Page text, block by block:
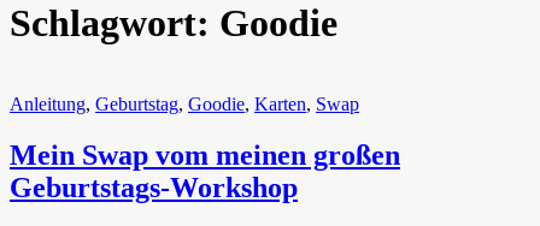
Schlagwort: Goodie
Anleitung, Geburtstag, Goodie, Karten, Swap
Mein Swap vom meinen großen
Geburtstags-Workshop